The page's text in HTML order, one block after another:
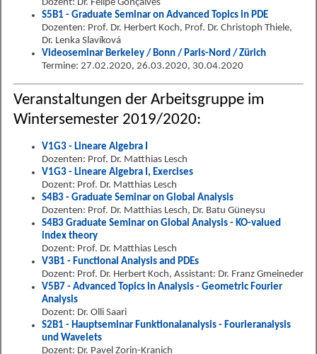
Dozent: Dr. Felipe Gonçalves
S5B1 - Graduate Seminar on Advanced Topics in PDE
Dozenten: Prof. Dr. Herbert Koch, Prof. Dr. Christoph Thiele,
Dr. Lenka Slavíková
Videoseminar Berkeley / Bonn / Paris-Nord / Zürich
Termine: 27.02.2020, 26.03.2020, 30.04.2020
Veranstaltungen der Arbeitsgruppe im
Wintersemester 2019/2020:
V1G3 - Lineare Algebra I
Dozenten: Prof. Dr. Matthias Lesch
V1G3 - Lineare Algebra I, Exercises
Dozent: Prof. Dr. Matthias Lesch
S4B3 - Graduate Seminar on Global Analysis
Dozenten: Prof. Dr. Matthias Lesch, Dr. Batu Güneysu
S4B3 Graduate Seminar on Global Analysis - KO-valued
index theory
Dozent: Prof. Dr. Matthias Lesch
V3B1 - Functional Analysis and PDEs
Dozent: Prof. Dr. Herbert Koch, Assistant: Dr. Franz Gmeineder
V5B7 - Advanced Topics in Analysis - Geometric Fourier
Analysis
Dozent: Dr. Olli Saari
S2B1 - Hauptseminar Funktionalanalysis - Fourieranalysis
und Wavelets
Dozent: Dr. Pavel Zorin-Kranich